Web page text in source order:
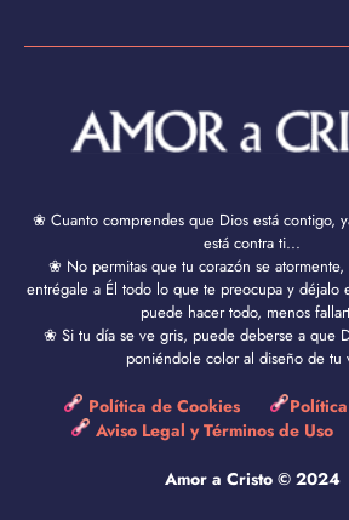
❀ Cuanto comprendes que Dios está contigo,
está contra ti...
❀ No permitas que tu corazón se
entrégale a Él todo lo que te preocupa y déjalo
puede hacer todo, menos
❀ Si tu día se ve gris, puede deberse a que
poniéndole color al diseño de tu
Política de Cookies
Aviso Legal y Términos de Uso
Amor a Cristo © 2024